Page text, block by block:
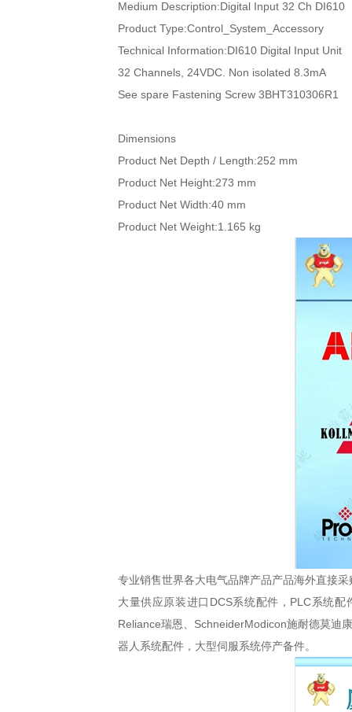
Medium Description:Digital Input 32 Ch DI610
Product Type:Control_System_Accessory
Technical Information:DI610 Digital Input Unit
32 Channels, 24VDC. Non isolated 8.3mA
See spare Fastening Screw 3BHT310306R1
Dimensions
Product Net Depth / Length:252 mm
Product Net Height:273 mm
Product Net Width:40 mm
Product Net Weight:1.165 kg
专业销售世界各大电气品牌产品产品海外直接
大量供应原装进口DCS系统配件，PLC系统
Reliance瑞恩、SchneiderModicon施耐德莫迪
器人系统配件，大型伺服系统停产备件。